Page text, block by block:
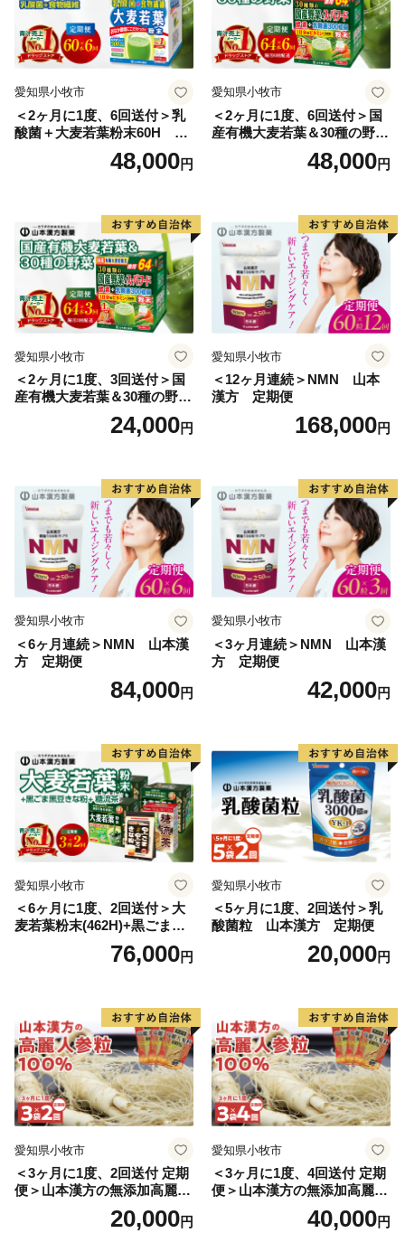
愛知県小牧市
＜2ヶ月に1度、6回送付＞乳
酸菌＋大麦若葉粉末60H 山
48,000円
愛知県小牧市
＜2ヶ月に1度、6回送付＞国
産有機大麦若葉＆30種の野
菜 山本漢方 定期便
48,000円
愛知県小牧市
＜2ヶ月に1度、3回送付＞国
産有機大麦若葉＆30種の野
菜 山本漢方 定期便
24,000円
愛知県小牧市
＜12ヶ月連続＞NMN 山本
漢方 定期便
168,000円
愛知県小牧市
＜6ヶ月連続＞NMN 山本漢
方 定期便
84,000円
愛知県小牧市
＜3ヶ月連続＞NMN 山本漢
方 定期便
42,000円
愛知県小牧市
＜6ヶ月に1度、2回送付＞大
麦若葉粉末(462H)+黒ごま黒
豆きな粉+ 糖流茶 山本漢
76,000円
愛知県小牧市
＜5ヶ月に1度、2回送付＞乳
酸菌粒 山本漢方 定期便
20,000円
愛知県小牧市
＜3ヶ月に1度、2回送付 定期
便＞山本漢方の無添加高麗人
20,000円
愛知県小牧市
＜3ヶ月に1度、4回送付 定期
便＞山本漢方の無添加高麗人
40,000円